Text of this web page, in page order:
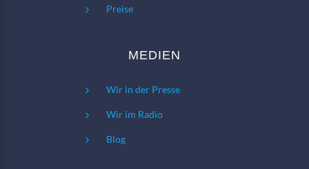
Preise
MEDIEN
Wir in der Presse
Wir im Radio
Blog